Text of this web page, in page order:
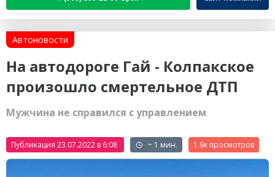
Автоновости
На автодороге Гай - Колпакское
произошло смертельное ДТП
Мужчина не справился с управлением
Публикация 23.07.2022 в 6:08 ~ 1 мин. 1.9к